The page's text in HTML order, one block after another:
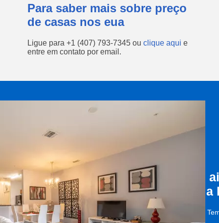
Para saber mais sobre preço
de casas nos eua
Ligue para +1 (407) 793-7345 ou clique aqui e
entre em contato por email.
a